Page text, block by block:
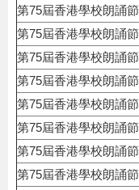
第75屆香港學校朗誦節
第75屆香港學校朗誦節
第75屆香港學校朗誦節
第75屆香港學校朗誦節
第75屆香港學校朗誦節
第75屆香港學校朗誦節
第75屆香港學校朗誦節
第75屆香港學校朗誦節